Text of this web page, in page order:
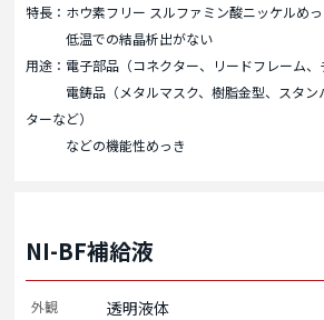
特長：ホウ素フリー スルファミン酸ニッケルめ
低温での結晶析出がない
用途：電子部品（コネクター、リードフレーム、
電鋳品（メタルマスク、樹脂金型、スタン
ターなど）
などの機能性めっき
NI-BF補給液
外観 透明液体